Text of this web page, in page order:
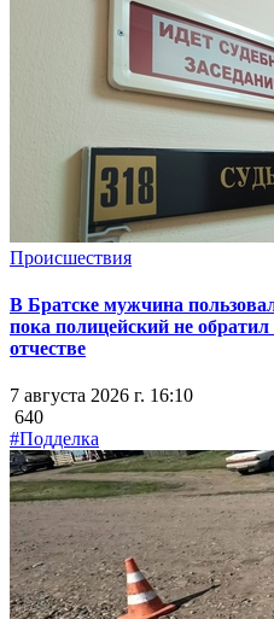
Происшествия
В Братске мужчина
пока полицейский не
отчестве
7 августа 2026 г. 16:10
640
#Подделка